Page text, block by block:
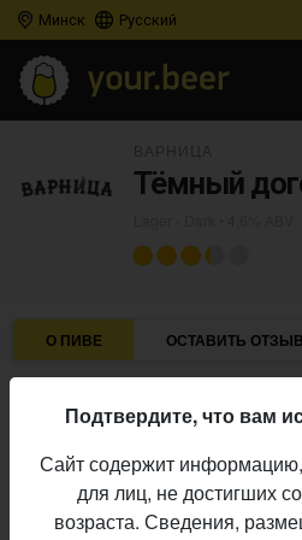
Минск Русский
Тёмный
О ПИВЕ ОСТАВИТЬ ОТЗЫВ
Пивоварня:
Варница
Алкоголь:
4,6%
Начало
выпуска:
26.08.2025
Подтвердите, что вам
Сайт содержит
для лиц, не достигших
возраста. Сведения,